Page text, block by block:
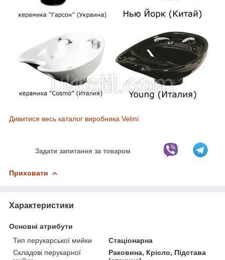
Дивитися весь каталог виробника Velmi
Задати запитання за товаром
Приховати
Характеристики
Основні атрибути
Тип перукарської мийки
Стаціонарна
Складові перукарної
Раковина, Крісло, Підстава